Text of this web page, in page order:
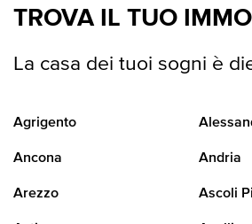
TROVA IL TUO
La casa dei tuoi sogni è
Agrigento
Ancona Andria
Arezzo Ascoli